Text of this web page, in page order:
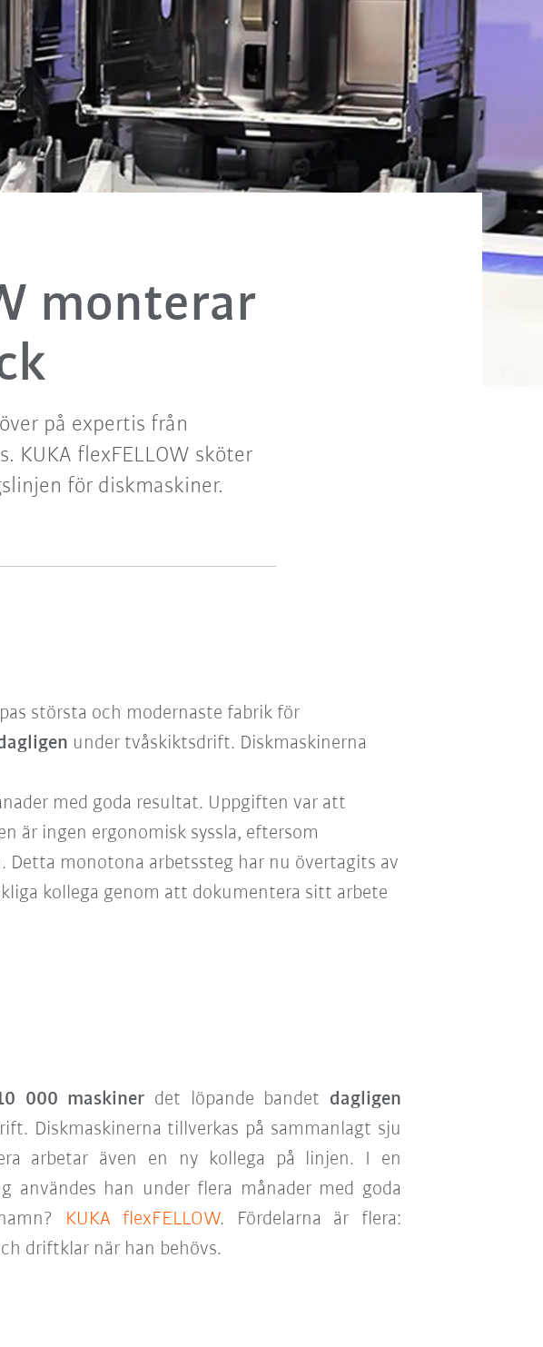
monterar
på expertis från
KUKA flexFELLOW sköter
för diskmaskiner.
största och modernaste fabrik för
under tvåskiktsdrift. Diskmaskinerna
med goda resultat. Uppgiften var att
är ingen ergonomisk syssla, eftersom
monotona arbetssteg har nu övertagits av
kollega genom att dokumentera sitt arbete
000 maskiner det löpande bandet dagligen
Diskmaskinerna tillverkas på sammanlagt sju
arbetar även en ny kollega på linjen. I en
användes han under flera månader med goda
KUKA flexFELLOW. Fördelarna är flera:
driftklar när han behövs.